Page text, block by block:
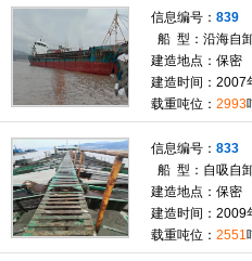
信息编号： 839
船 型：沿海自
建造地点：保密
建造时间：2007
载重吨位： 2993
信息编号： 833
船 型：自吸自
建造地点：保密
建造时间：2009
载重吨位： 2551